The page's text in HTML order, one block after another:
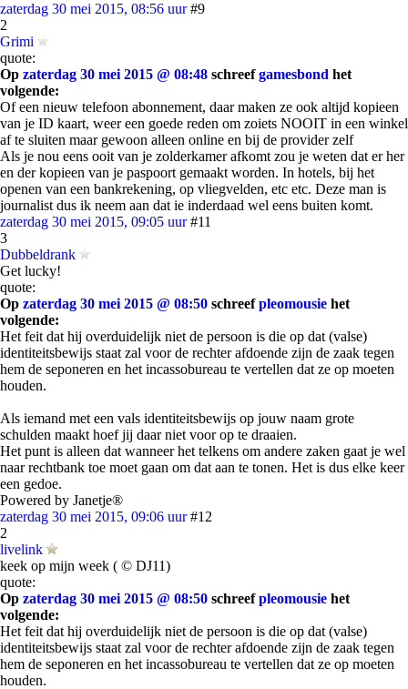
zaterdag 30 mei 2015, 08:56 uur #9
2
Grimi
quote:
Op zaterdag 30 mei 2015 @ 08:48 schreefgamesbond het
volgende:
Of een nieuw telefoon abonnement, daar maken ze ook altijd kopieen
van je ID kaart, weer een goede reden om zoiets NOOIT in een winkel
af te sluiten maar gewoon alleen online en bij de provider zelf
Als je nou eens ooit van je zolderkamer afkomt zou je weten dat er her
en der kopieen van je paspoort gemaakt worden. In hotels, bij het
openen van een bankrekening, op vliegvelden, etc etc. Deze man is
journalist dus ik neem aan dat ie inderdaad wel eens buiten komt.
zaterdag 30 mei 2015, 09:05 uur #11
3
Dubbeldrank
Get lucky!
quote:
Op zaterdag 30 mei 2015 @ 08:50 schreefpleomousie het
volgende:
Het feit dat hij overduidelijk niet de persoon is die op dat (valse)
identiteitsbewijs staat zal voor de rechter afdoende zijn de zaak tegen
hem de seponeren en het incassobureau te vertellen dat ze op moeten
houden.
Als iemand met een vals identiteitsbewijs op jouw naam grote
schulden maakt hoef jij daar niet voor op te draaien.
Het punt is alleen dat wanneer het telkens om andere zaken gaat je wel
naar rechtbank toe moet gaan om dat aan te tonen. Het is dus elke keer
een gedoe.
Powered by Janetje®
zaterdag 30 mei 2015, 09:06 uur #12
2
livelink
keek op mijn week ( © DJ11)
quote:
Op zaterdag 30 mei 2015 @ 08:50 schreefpleomousie het
volgende:
Het feit dat hij overduidelijk niet de persoon is die op dat (valse)
identiteitsbewijs staat zal voor de rechter afdoende zijn de zaak tegen
hem de seponeren en het incassobureau te vertellen dat ze op moeten
houden.